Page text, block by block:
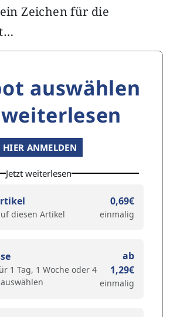
Zeichen für die
auswählen
HIER ANMELDEN
Jetzt weiterlesen
diesen Artikel
0,69€
einmalig
1 Tag, 1 Woche oder 4
ab
1,29€
einmalig